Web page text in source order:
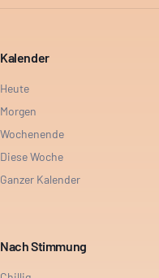
Kalender
Heute
Morgen
Wochenende
Diese Woche
Ganzer Kalender
Nach Stimmung